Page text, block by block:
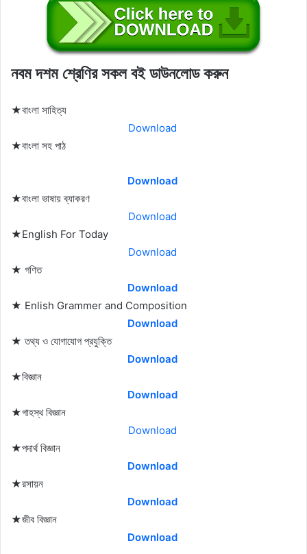
নবম দশম শ্রেণির সকল বই ডাউনলোড করুন
★বাংলা সাহিত্য
Download
★বাংলা সহ পাঠ
Download
★বাংলা ভাষায় ব্যাকরণ
Download
★English For Today
Download
★ গণিত
Download
★ Enlish Grammer and Composition
Download
★ তথ্য ও যোগাযোগ প্রযুক্তি
Download
★বিজ্ঞান
Download
★গাহস্থ বিজ্ঞান
Download
★পদার্থ বিজ্ঞান
Download
★রসায়ন
Download
★জীব বিজ্ঞান
Download